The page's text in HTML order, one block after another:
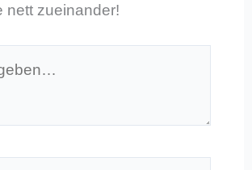
nett zueinander!